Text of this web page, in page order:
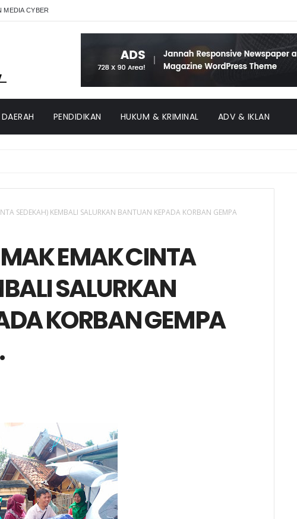
MEDIA CYBER
DAERAH PENDIDIKAN HUKUM & KRIMINAL ADV & IKLAN
SEDEKAH) KEMBALI SALURKAN BANTUAN KEPADA KORBAN GEMPA
EMAK CINTA
SALURKAN
KORBAN GEMPA